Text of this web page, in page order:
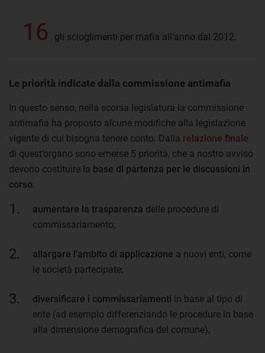
16 gli scioglimenti per mafia all’anno dal 2012.
Le priorità indicate dalla commissione antimafia
In questo senso, nella scorsa legislatura la commissione
antimafia ha proposto alcune modifiche alla legislazione
vigente di cui bisogna tenere conto. Dalla relazione finale
di quest’organo sono emerse 5 priorità, che a nostro avviso
devono costituire la base di partenza per le discussioni in
corso:
aumentare la trasparenza delle procedure di
commissariamento;
allargare l’ambito di applicazione a nuovi enti, come
le società partecipate;
diversificare i commissariamenti in base al tipo di
ente (ad esempio differenziando le procedure in base
alla dimensione demografica del comune);